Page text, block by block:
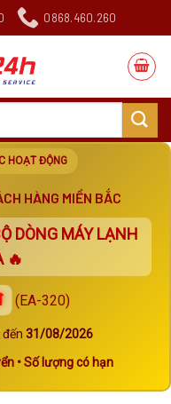
0868.460.260
HOẠT ĐỘNG
HÀNG MIỀN BẮC
DÒNG MÁY LẠNH
🔥
(EA-320)
đến 31/08/2026
• Số lượng có hạn